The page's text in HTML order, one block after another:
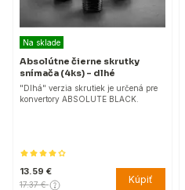
Na sklade
Absolútne čierne skrutky
snímača (4ks) - dlhé
"Dlhá" verzia skrutiek je určená pre
konvertory ABSOLUTE BLACK.
13.59 €
17.37 € Kúpiť